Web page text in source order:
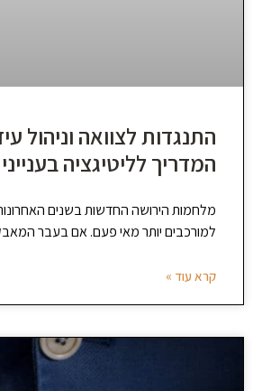
התנגדות לצוואה וניהול
המדריך לליטיגציה
מלחמות הירושה החדשות בשנים
למורכבים יותר מאי פעם. אם בעבר
קרא עוד »